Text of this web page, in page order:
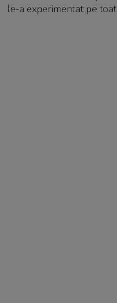
le-a experimentat pe